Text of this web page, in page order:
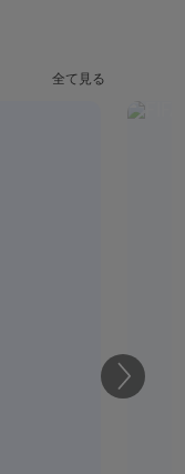
全て見る
次